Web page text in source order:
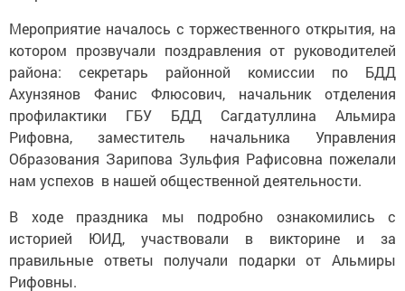
Мероприятие началось с торжественного открытия, на
котором прозвучали поздравления от руководителей
района: секретарь районной комиссии по БДД
Ахунзянов Фанис Флюсович, начальник отделения
профилактики ГБУ БДД Сагдатуллина Альмира
Рифовна, заместитель начальника Управления
Образования Зарипова Зульфия Рафисовна пожелали
нам успехов в нашей общественной деятельности.
В ходе праздника мы подробно ознакомились с
историей ЮИД, участвовали в викторине и за
правильные ответы получали подарки от Альмиры
Рифовны.